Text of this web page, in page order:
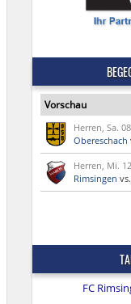
Vorschau
Herren, Sa.
Obereschach
Herren, Mi.
Rimsingen vs.
FC